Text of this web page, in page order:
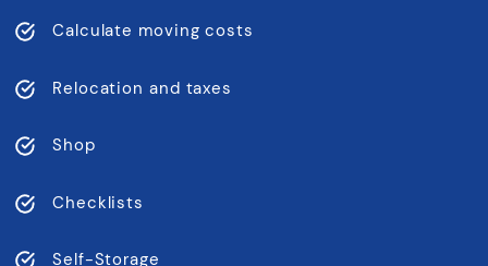
Calculate moving costs
Relocation and taxes
Shop
Checklists
Self-Storage